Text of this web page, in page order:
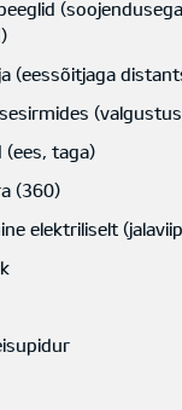
(eessõitjaga
(ees, taga)
(360)
elektriliselt